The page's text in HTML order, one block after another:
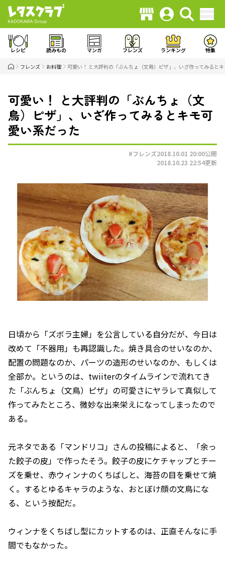
レシピ 読みもの マンガ フレンズ ランキング 特集
フレンズ お料理 可愛い！ と大評判の「ぶんちょ（文鳥）ピザ」、いざ作ってみると
可愛い！ と大評判の「ぶんちょ（文
鳥）ピザ」、いざ作ってみるとキモ可
愛い系だった
#フレンズ2018.10.01 20:00公開
2018.10.23 22:54更新
日頃から「ズボラ主婦」を公言している自分だが、今日は
改めて「不器用」も再認識した。焼き具合のせいなのか、
配置の問題なのか、パーツの造形のせいなのか、もしくは
全部か。というのは、twiiterのタイムラインで流れてき
た「ぶんちょ（文鳥）ピザ」の可愛さにヤラレて真似して
作ってみたところ、微妙な出来栄えになってしまったので
ある。
元ネタである「マンドリコ」さんの投稿によると、「余っ
た餃子の皮」で作ったそう。餃子の皮にケチャップとチー
ズを乗せ、赤ウィンナのくちばしと、海苔の目を乗せて焼
く。するとゆるキャラのような、おとぼけ顔の文鳥にな
る、という按配だ。
ウィンナをくちばし型にカットするのは、正直そんなに手
間でもなかった。